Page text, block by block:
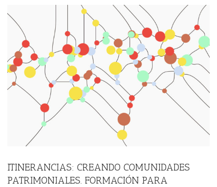
ITINERANCIAS: CREANDO COMUNIDADES
PATRIMONIALES. FORMACIÓN PARA